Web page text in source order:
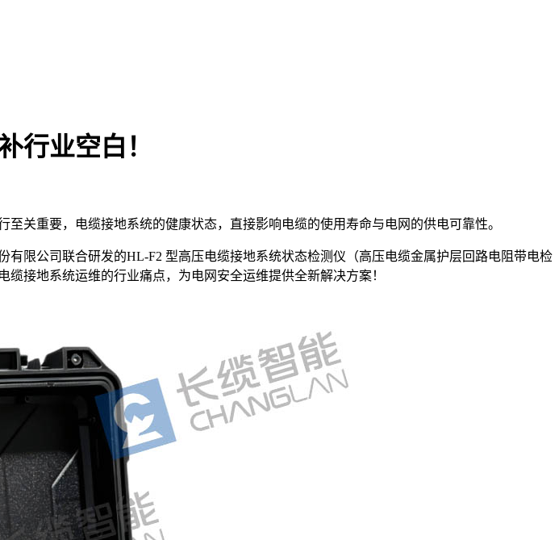
行业空白！
关重要，电缆接地系统的健康状态，直接影响电缆的使用寿命与电网的供电可靠性。
限公司联合研发的HL-F2 型高压电缆接地系统状态检测仪（高压电缆金属护层回路电阻带电检
接地系统运维的行业痛点，为电网安全运维提供全新解决方案！